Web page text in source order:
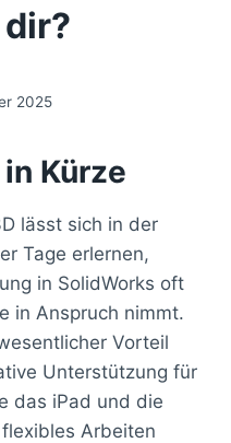
2025
Kürze
lässt sich in der
Tage erlernen,
in SolidWorks oft
in Anspruch nimmt.
Vorteil
Unterstützung für
das iPad und die
Arbeiten